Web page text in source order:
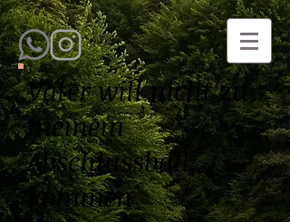
Vater will nicht zu
meinem
Abschlussball
kommen